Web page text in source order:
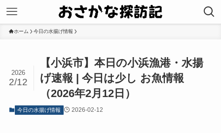
ホーム 今日の水揚げ情報
【小浜市】本日の小浜漁港・水揚
げ速報 | 今日は少し お魚情報
（2026年2月12日）
2026
2/12
今日の水揚げ情報 2026-02-12